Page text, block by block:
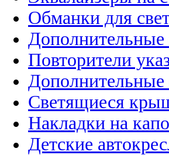
Обманки для
Дополнительные
Повторители
Дополнительные
Светящиеся
Накладки на
Детские